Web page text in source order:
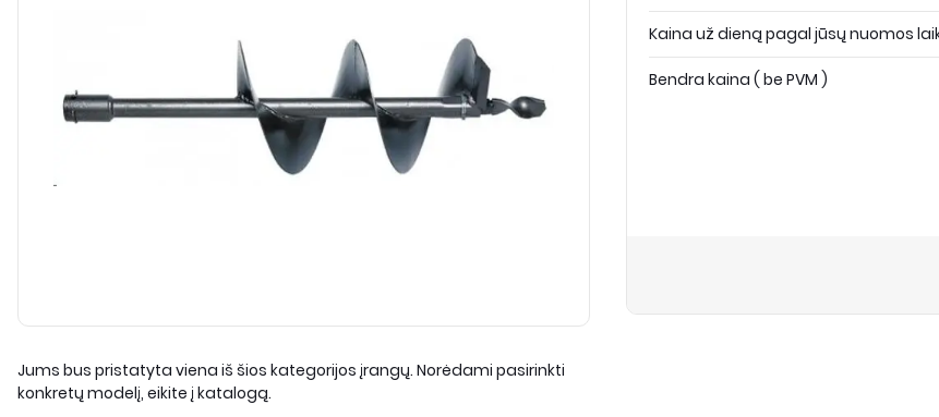
Jums bus pristatyta viena iš šios kategorijos įrangų. Norėdami pasirinkti
konkretų modelį, eikite į katalogą.
Kaina už dieną pagal jūsų nuomos
Bendra kaina ( be PVM )